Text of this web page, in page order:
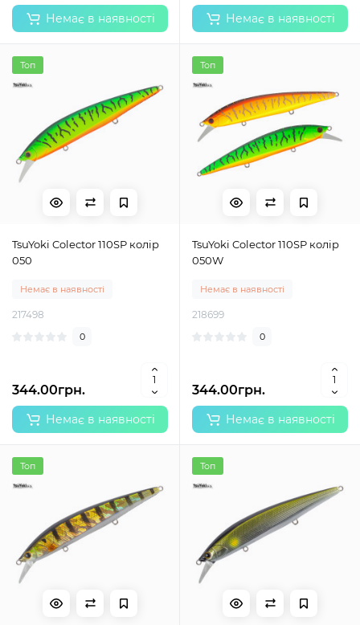
Немає в наявності Немає в наявності
Топ
TsuYoki Colector 110SP колір
050
Немає в наявності
217498
0
344.00грн.
Немає в наявності
Топ
TsuYoki Colector 110SP колір
050W
Немає в наявності
218699
0
344.00грн.
Немає в наявності
Топ Топ